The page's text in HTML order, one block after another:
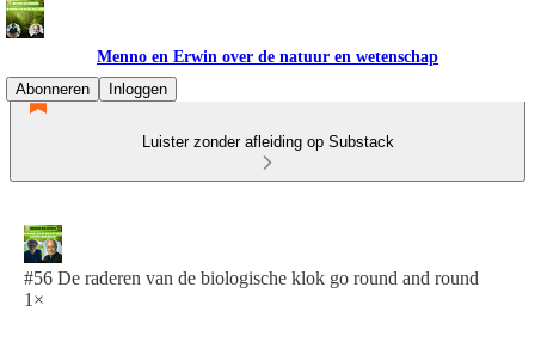
Menno en Erwin over de natuur en wetenschap
Abonneren
Inloggen
Luister zonder afleiding op Substack
#56 De raderen van de biologische klok go round and round
1×